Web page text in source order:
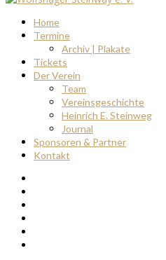
Home
Termine
Archiv | Plakate
Tickets
Der Verein
Team
Vereinsgeschichte
Heinrich E. Steinweg
Journal
Sponsoren & Partner
Kontakt